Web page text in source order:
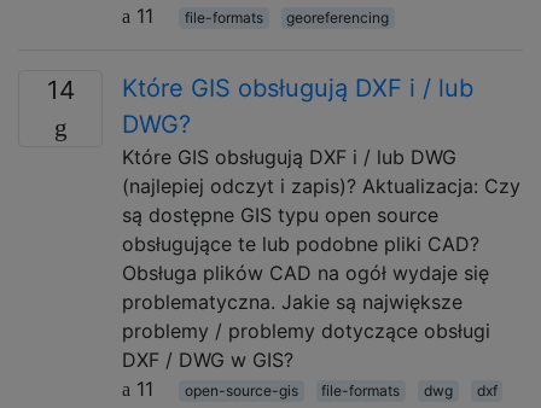
11
file-formats georeferencing
14
Które GIS obsługują DXF i / lub
DWG?
Które GIS obsługują DXF i / lub DWG
(najlepiej odczyt i zapis)? Aktualizacja: Czy
są dostępne GIS typu open source
obsługujące te lub podobne pliki CAD?
Obsługa plików CAD na ogół wydaje się
problematyczna. Jakie są największe
problemy / problemy dotyczące obsługi
DXF / DWG w GIS?
11
open-source-gis file-formats dwg dxf